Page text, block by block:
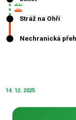
14. 12. 2025